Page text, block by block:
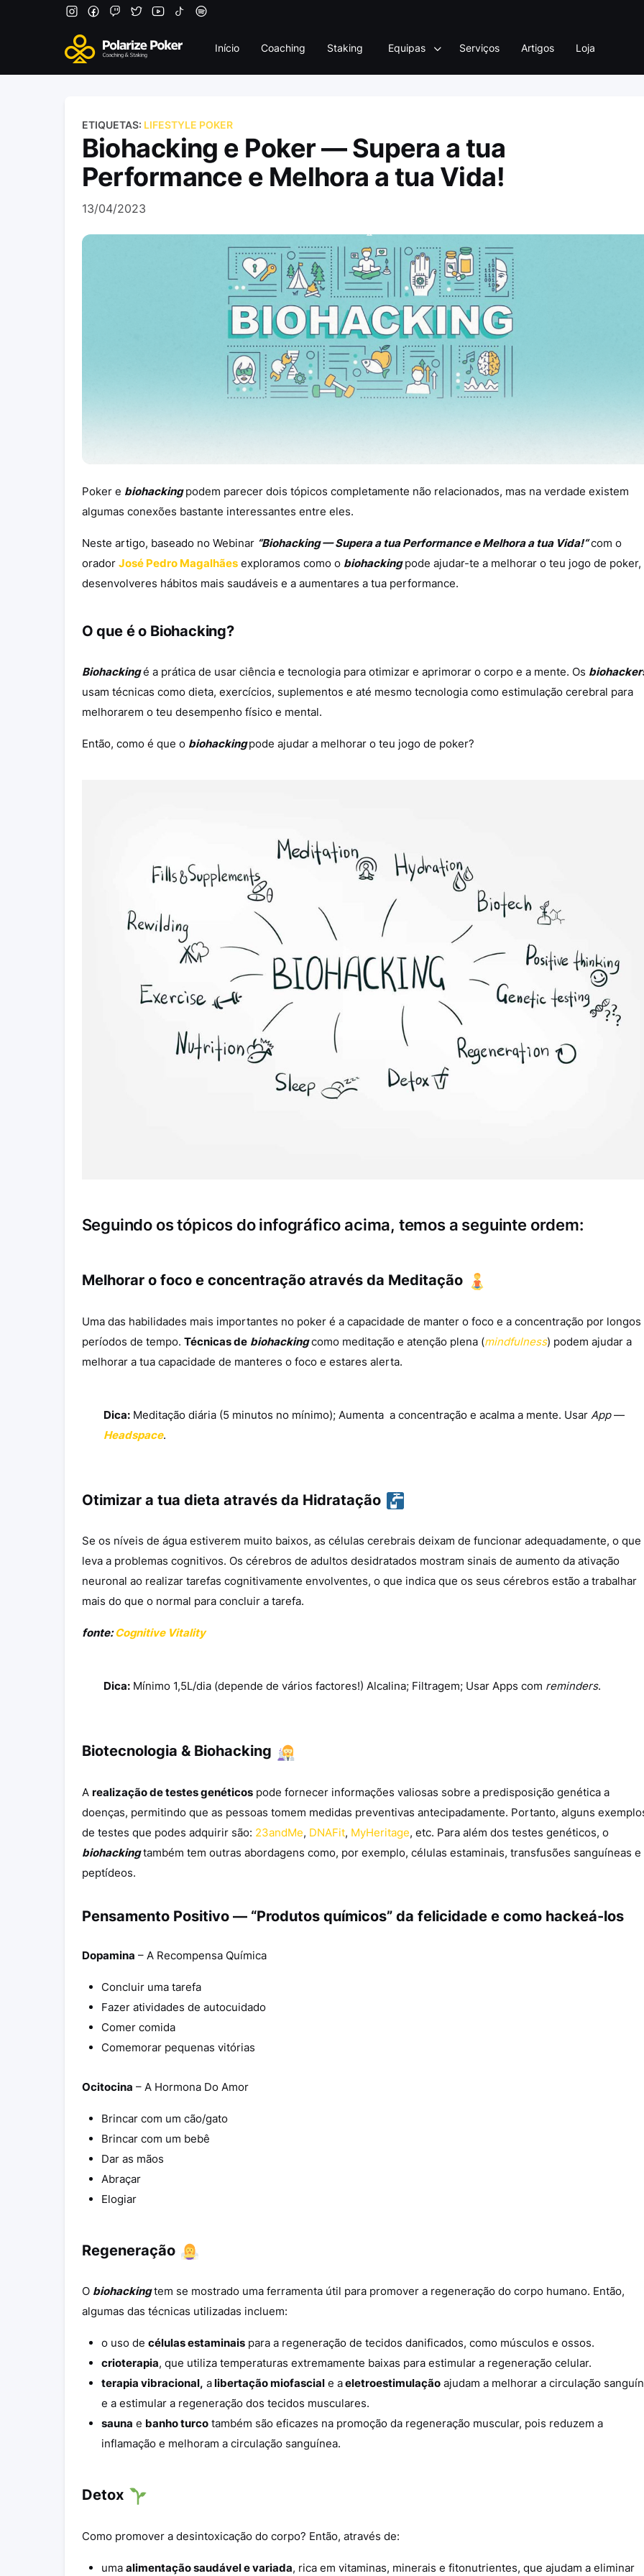
Início Coaching Staking Equipas Serviços Artigos Loja
ETIQUETAS: LIFESTYLE POKER
Biohacking e Poker — Supera a tua
Performance e Melhora a tua Vida!
13/04/2023
Poker e biohackingpodem parecer dois tópicos completamente não relacionados, mas na verdade existem
algumas conexões bastante interessantes entre eles.
Neste artigo, baseado no Webinar “Biohacking — Supera a tua Performance e Melhora a tua Vida!“com o
orador José Pedro Magalhãesexploramos como o biohackingpode ajudar-te a melhorar o teu jogo de poker,
desenvolveres hábitos mais saudáveis e a aumentares a tua performance.
O que é o Biohacking?
Biohackingé a prática de usar ciência e tecnologia para otimizar e aprimorar o corpo e a mente. Os
usam técnicas como dieta, exercícios, suplementos e até mesmo tecnologia como estimulação cerebral para
melhorarem o teu desempenho físico e mental.
Então, como é que o biohackingpode ajudar a melhorar o teu jogo de poker?
Seguindo os tópicos do infográfico acima, temos a seguinte ordem:
Melhorar o foco e concentração através da Meditação
Uma das habilidades mais importantes no poker é a capacidade de manter o foco e a concentração por longos
períodos de tempo. Técnicas de biohackingcomo meditação e atenção plena (mindfulness) podem ajudar a
melhorar a tua capacidade de manteres o foco e estares alerta.
Dica:Meditação diária (5 minutos no mínimo); Aumenta a concentração e acalma a mente. Usar App—
Headspace.
Otimizar a tua dieta através da Hidratação
Se os níveis de água estiverem muito baixos, as células cerebrais deixam de funcionar adequadamente, o que
leva a problemas cognitivos. Os cérebros de adultos desidratados mostram sinais de aumento da ativação
neuronal ao realizar tarefas cognitivamente envolventes, o que indica que os seus cérebros estão a trabalhar
mais do que o normal para concluir a tarefa.
fonte:Cognitive Vitality
Dica:Mínimo 1,5L/dia (depende de vários factores!) Alcalina; Filtragem; Usar Apps com reminders.
Biotecnologia & Biohacking
A realização de testes genéticospode fornecer informações valiosas sobre a predisposição genética a
doenças, permitindo que as pessoas tomem medidas preventivas antecipadamente. Portanto, alguns
de testes que podes adquirir são: 23andMe, DNAFit, MyHeritage, etc. Para além dos testes genéticos, o
biohackingtambém tem outras abordagens como, por exemplo, células estaminais, transfusões sanguíneas e
peptídeos.
Pensamento Positivo — “Produtos químicos” da felicidade e como hackeá-los
Dopamina – A Recompensa Química
Concluir uma tarefa
Fazer atividades de autocuidado
Comer comida
Comemorar pequenas vitórias
Ocitocina – A Hormona Do Amor
Brincar com um cão/gato
Brincar com um bebê
Dar as mãos
Abraçar
Elogiar
Regeneração
O biohackingtem se mostrado uma ferramenta útil para promover a regeneração do corpo humano. Então,
algumas das técnicas utilizadas incluem:
o uso de células estaminaispara a regeneração de tecidos danificados, como músculos e ossos.
crioterapia, que utiliza temperaturas extremamente baixas para estimular a regeneração celular.
terapia vibracional, alibertação miofasciale aeletroestimulaçãoajudam a melhorar a circulação
e a estimular a regeneração dos tecidos musculares.
sauna e banho turcotambém são eficazes na promoção da regeneração muscular, pois reduzem a
inflamação e melhoram a circulação sanguínea.
Detox
Como promover a desintoxicação do corpo? Então, através de:
uma alimentação saudável e variada, rica em vitaminas, minerais e fitonutrientes, que ajudam a eliminar